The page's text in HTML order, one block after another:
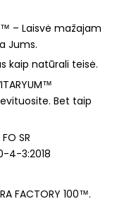
– Laisvė mažajam
Jums.
kaip natūrali teisė.
Bet taip
SR
4-3:2018
FACTORY 100™.